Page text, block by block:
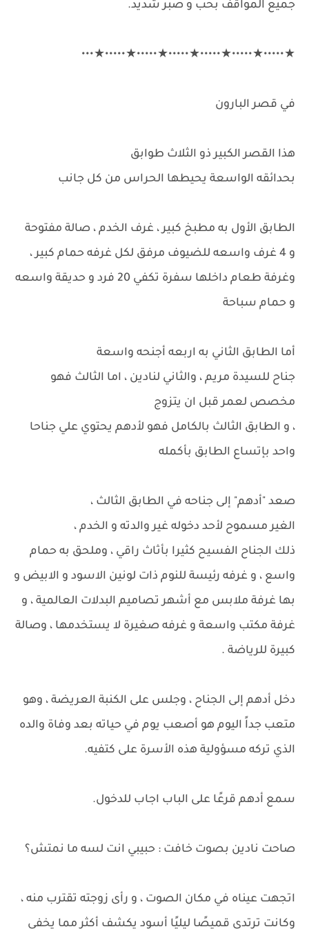
جميع المواقف بحب و صبر شديد.
★•••••★•••••★•••••★•••••★•••••★•••••★•••
في قصر البارون
هذا القصر الكبير ذو الثلاث طوابق
بحدائقه الواسعة يحيطها الحراس من كل جانب
الطابق الأول به مطبخ كبير ، غرف الخدم ، صالة مفتوحة
و 4 غرف واسعه للضيوف مرفق لكل غرفه حمام كبير ،
وغرفة طعام داخلها سفرة تكفي 20 فرد و حديقة واسعه
و حمام سباحة
أما الطابق الثاني به اربعه أجنحه واسعة
جناح للسيدة مريم ، والثاني لنادين ، اما الثالث فهو
مخصص لعمر قبل ان يتزوج
، و الطابق الثالث بالكامل فهو لأدهم يحتوي علي جناحا
واحد بإتساع الطابق بأكمله
صعد "أدهم" إلى جناحه في الطابق الثالث ،
الغير مسموح لأحد دخوله غير والدته و الخدم ،
ذلك الجناح الفسيح كثيرا بأثاث راقي ، وملحق به حمام
واسع ، و غرفه رئيسة للنوم ذات لونين الاسود و الابيض و
بها غرفة ملابس مع أشهر تصاميم البدلات العالمية ، و
غرفة مكتب واسعة و غرفه صغيرة لا يستخدمها ، وصالة
كبيرة للرياضة .
دخل أدهم إلى الجناح ، وجلس على الكنبة العريضة ، وهو
متعب جداً اليوم هو أصعب يوم في حياته بعد وفاة والده
الذي تركه مسؤولية هذه الأسرة على كتفيه.
سمع أدهم قرعًا على الباب اجاب للدخول.
صاحت نادين بصوت خافت : حبيبي انت لسه ما نمتش؟
اتجهت عيناه في مكان الصوت ، و رأى زوجته تقترب منه ،
وكانت ترتدي قميصًا ليليًا أسود يكشف أكثر مما يخفي